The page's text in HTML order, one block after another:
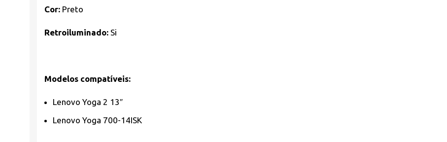
Cor: Preto
Retroiluminado: Si
Modelos compatíveis:
Lenovo Yoga 2 13″
Lenovo Yoga 700-14ISK